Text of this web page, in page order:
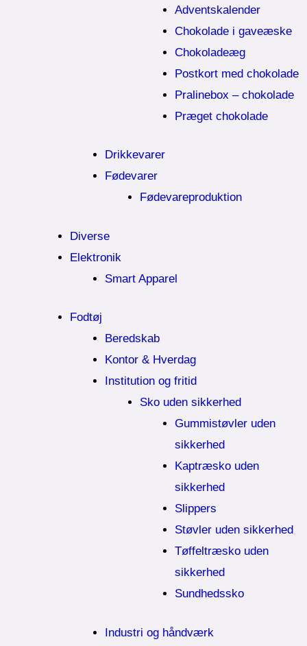
Adventskalender
Chokolade i gaveæske
Chokoladeæg
Postkort med chokolade
Pralinebox – chokolade
Præget chokolade
Drikkevarer
Fødevarer
Fødevareproduktion
Diverse
Elektronik
Smart Apparel
Fodtøj
Beredskab
Kontor & Hverdag
Institution og fritid
Sko uden sikkerhed
Gummistøvler uden
sikkerhed
Kaptræsko uden
sikkerhed
Slippers
Støvler uden sikkerhed
Tøffeltræsko uden
sikkerhed
Sundhedssko
Industri og håndværk